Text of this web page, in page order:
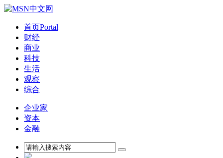
首页Portal
财经
商业
科技
生活
观察
综合
企业家
资本
金融